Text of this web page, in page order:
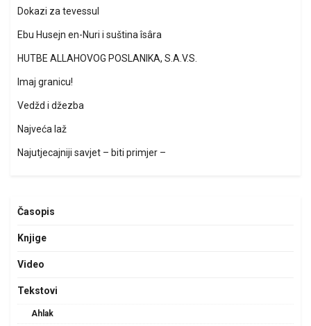
Dokazi za tevessul
Ebu Husejn en-Nuri i suština îsâra
HUTBE ALLAHOVOG POSLANIKA, S.A.V.S.
Imaj granicu!
Vedžd i džezba
Najveća laž
Najutjecajniji savjet – biti primjer –
Časopis
Knjige
Video
Tekstovi
Ahlak